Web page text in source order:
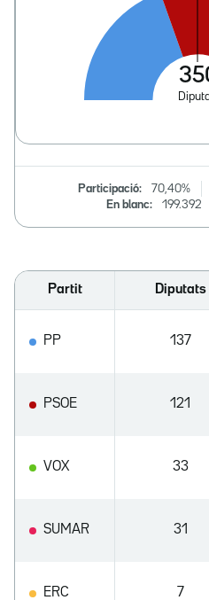
Participació: 70,40%
En blanc:
199.392
Partit Diputats
PP 137
PSOE 121
VOX 33
SUMAR 31
ERC 7